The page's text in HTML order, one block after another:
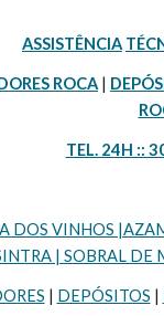
ASSISTÊNCIA
ROCA |
TEL. 24H ::
DOS VINHOS
| SOBRAL DE
| DEPÓSITOS |